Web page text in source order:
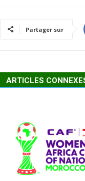
Partager sur
ARTICLES